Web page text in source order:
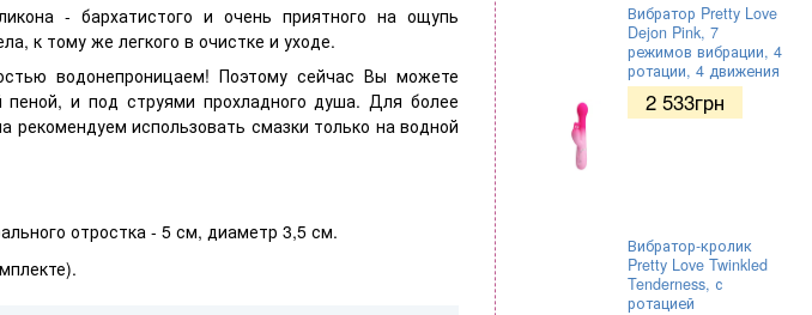
- бархатистого и очень приятного на ощупь
к тому же легкого в очистке и уходе.
водонепроницаем! Поэтому сейчас Вы можете
и под струями прохладного душа. Для более
рекомендуем использовать смазки только на водной
отростка - 5 см, диаметр 3,5 см.
Вибратор Pretty Love
Dejon Pink, 7
режимов вибрации, 4
ротации, 4 движения
2 533грн
Вибратор-кролик
Pretty Love Twinkled
Tenderness, с
ротацией